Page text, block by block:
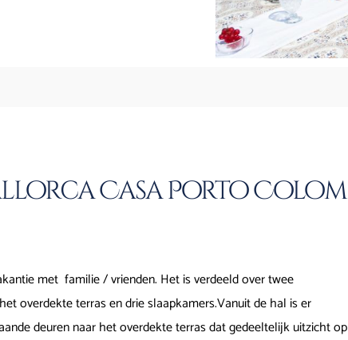
Casa Porto Colom
met familie / vrienden. Het is verdeeld over twee
overdekte terras en drie slaapkamers.Vanuit de hal is er
deuren naar het overdekte terras dat gedeeltelijk uitzicht op